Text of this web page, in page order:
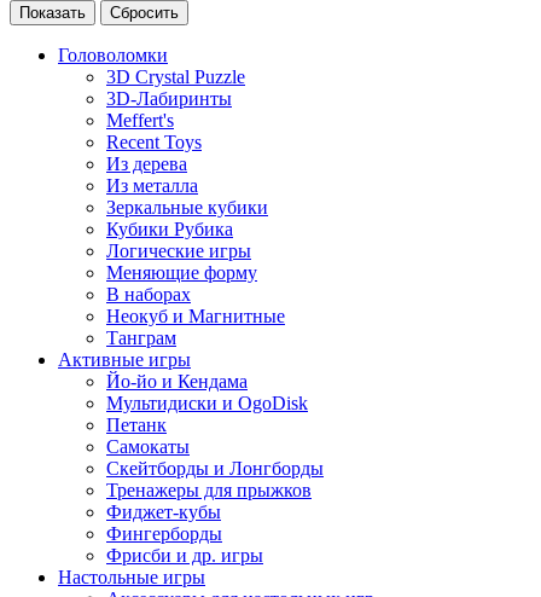
Головоломки
3D Crystal Puzzle
3D-Лабиринты
Meffert's
Recent Toys
Из дерева
Из металла
Зеркальные кубики
Кубики Рубика
Логические игры
Меняющие форму
В наборах
Неокуб и Магнитные
Танграм
Активные игры
Йо-йо и Кендама
Мультидиски и OgoDisk
Петанк
Самокаты
Скейтборды и Лонгборды
Тренажеры для прыжков
Фиджет-кубы
Фингерборды
Фрисби и др. игры
Настольные игры